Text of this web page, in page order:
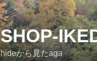
SHOP-
hideから見たaga